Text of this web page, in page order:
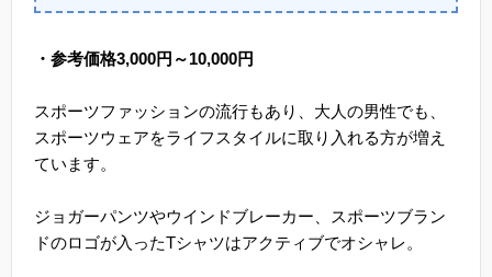
・参考価格3,000円～10,000円
スポーツファッションの流行もあり、大人の男性でも、
スポーツウェアをライフスタイルに取り入れる方が増え
ています。
ジョガーパンツやウインドブレーカー、スポーツブラン
ドのロゴが入ったTシャツはアクティブでオシャレ。